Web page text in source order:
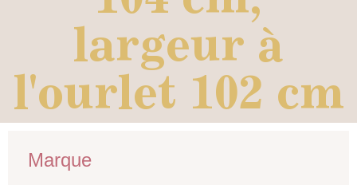
largeur à
l'ourlet 102 cm
Marque